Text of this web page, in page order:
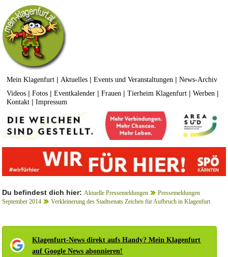
Mein Klagenfurt | Aktuelles |Events und Veranstaltungen |News-Archiv
Videos |Fotos |Eventkalender |Frauen |Tierheim Klagenfurt |Werben |
Kontakt |Impressum
Du befindest dich hier: Aktuelle Pressemeldungen
Pressemeldungen
September 2014
Verkleinerung des Stadtsenats Zeichen für Aufbruch in Klagenfurt
Klagenfurt-News direkt aufs Handy? Mein Klagenfurt
auf Google News abonnieren!